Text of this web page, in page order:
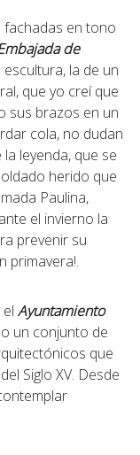
fachadas en tono
de
la de un
que yo creí que
sus brazos en un
cola, no dudan
leyenda, que se
herido que
Paulina,
el invierno la
prevenir su
primavera!.
Ayuntamiento
un conjunto de
que
Siglo XV. Desde